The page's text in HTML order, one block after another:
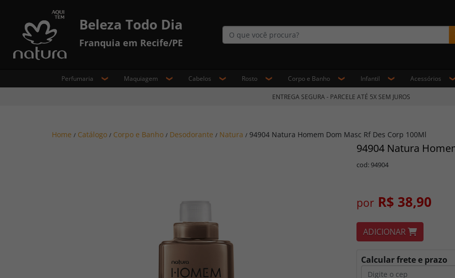
Beleza Todo Dia
Franquia em Recife/PE
Perfumaria Maquiagem Cabelos Rosto Corpo e Banho Infantil Acessórios
ENTREGA SEGURA - PARCELE ATÉ 5X SEM JUROS
Home / Catálogo / Corpo e Banho / Desodorante / Natura / 94904 Natura Homem Dom Masc Rf Des Corp 100Ml
94904 Natura
cod: 94904
por R$ 38,90
ADICIONAR
Calcular frete e prazo